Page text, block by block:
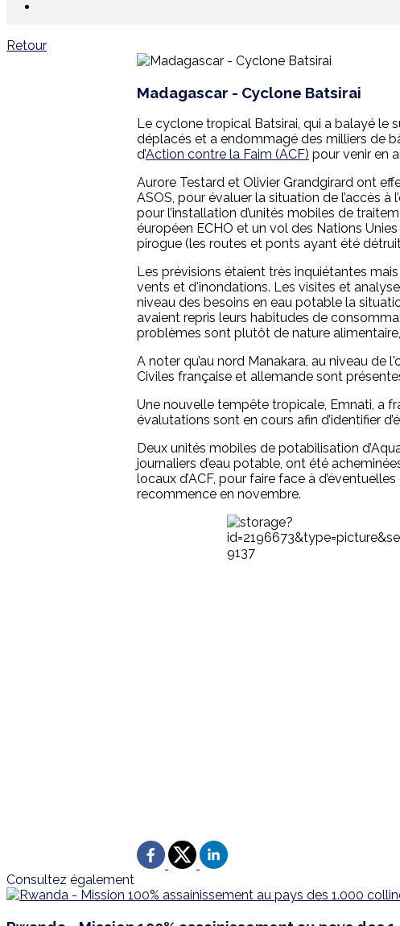
Retour
Madagascar - Cyclone Batsirai
Le cyclone tropical Batsirai, qui a balayé le
déplacés et a endommagé des milliers de
d’Action contre la Faim (ACF) pour venir en
Aurore Testard et Olivier Grandgirard ont
ASOS, pour évaluer la situation de l’accès à
pour l’installation d’unités mobiles de
éuropéen ECHO et un vol des Nations
pirogue (les routes et ponts ayant été
Les prévisions étaient très inquiétantes
vents et d'inondations. Les visites et
niveau des besoins en eau potable la
avaient repris leurs habitudes de
problèmes sont plutôt de nature
A noter qu’au nord Manakara, au niveau
Civiles française et allemande sont
Une nouvelle tempête tropicale, Emnati, a
évalutations sont en cours afin d’identifier
Deux unités mobiles de potabilisation
journaliers d’eau potable, ont été
locaux d’ACF, pour faire face à
recommence en novembre.
Consultez également